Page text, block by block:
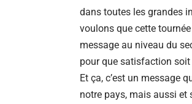
dans toutes les grandes
voulons que cette
message au niveau du
pour que satisfaction
Et ça, c’est un message
notre pays, mais aussi